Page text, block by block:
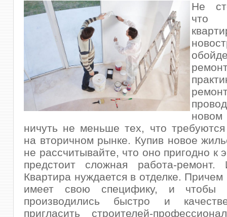
Не
что
ничуть не меньше тех, что
на вторичном рынке. Купив новое
не рассчитывайте, что оно пригодно к
предстоит сложная работа-ремонт.
Квартира нуждается в отделке. Причем
имеет свою специфику, и чтобы
производились быстро и
пригласить строителей-